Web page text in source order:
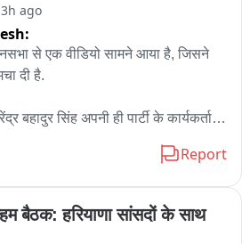
3h ago
से एक वीडियो सामने आया है, जिसने
दी है.
बहादुर सिंह अपनी ही पार्टी के कार्यकर्ताओं
मांग बताई जा रही है.
भाजपा कार्यकर्ता और ग्रामीण एक जुट होकर
कहना था कि वर्ष 2016 में तत्कालीन
Report
बैठक: हरियाणा सांसदों के साथ